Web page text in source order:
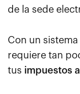
de la sede
Con un
requiere tan
tus impuestos